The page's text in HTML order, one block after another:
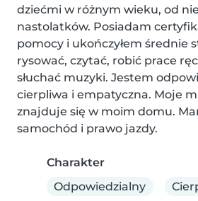
dziećmi w różnym wieku, od
nastolatków. Posiadam
pomocy i ukończyłem średnie
rysować, czytać, robić prace
słuchać muzyki. Jestem
cierpliwa i empatyczna. Moje
znajduje się w moim domu.
samochód i prawo jazdy.
Charakter
Odpowiedzialny